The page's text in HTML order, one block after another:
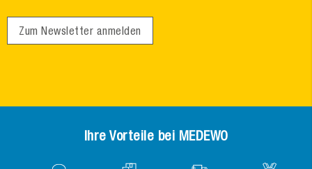
Zum Newsletter anmelden
Ihre Vorteile bei MEDEWO